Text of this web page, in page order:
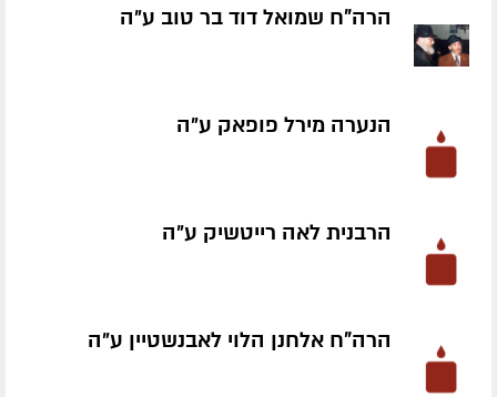
הרה"ח שמואל דוד בר טוב ע״ה
הנערה מירל פופאק ע״ה
הרבנית לאה רייטשיק ע״ה
הרה"ח אלחנן הלוי לאבנשטיין ע״ה